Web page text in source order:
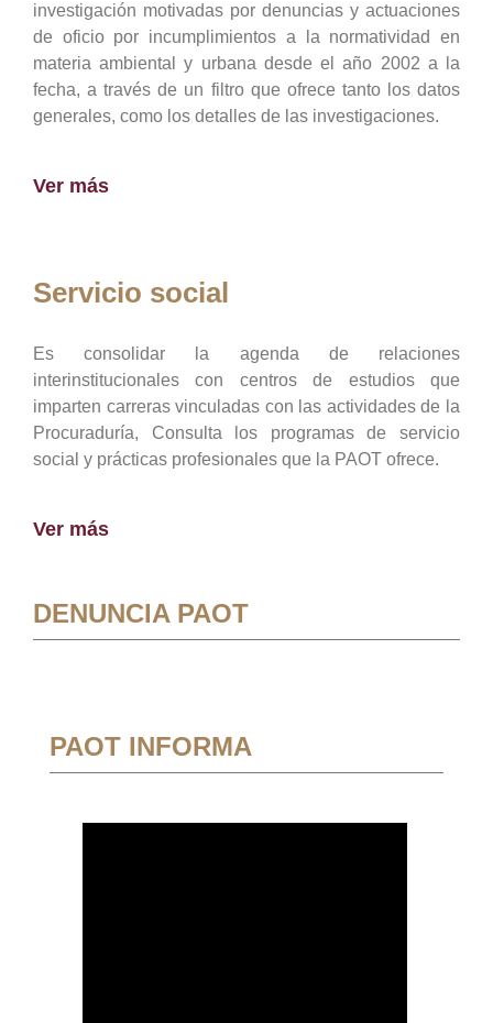
investigación motivadas por denuncias y actuaciones
de oficio por incumplimientos a la normatividad en
materia ambiental y urbana desde el año 2002 a la
fecha, a través de un filtro que ofrece tanto los datos
generales, como los detalles de las investigaciones.
Ver más
Servicio social
Es consolidar la agenda de relaciones
interinstitucionales con centros de estudios que
imparten carreras vinculadas con las actividades de la
Procuraduría, Consulta los programas de servicio
social y prácticas profesionales que la PAOT ofrece.
Ver más
DENUNCIA PAOT
PAOT INFORMA